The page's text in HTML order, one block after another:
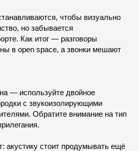
чтобы визуально
но забывается
Как итог — разговоры
в open space, а звонки мешают
— используйте двойное
с звукоизолирующими
Обратите внимание на тип
акустику стоит продумывать ещё